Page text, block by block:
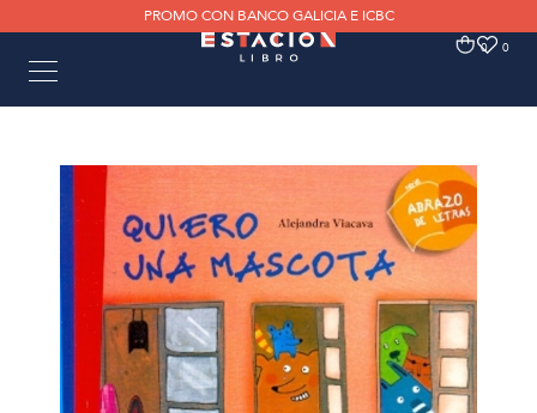
PROMO CON BANCO GALICIA E ICBC
0 0